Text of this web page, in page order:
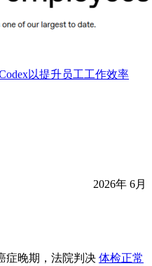
以提升员工工作效率
2026年 6月
体检正常